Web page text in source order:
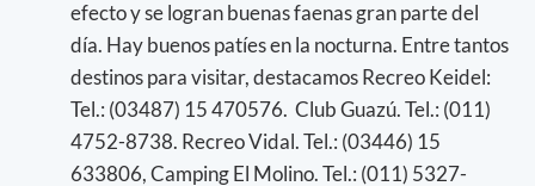
efecto y se logran buenas faenas gran parte del
día. Hay buenos patíes en la nocturna. Entre tantos
destinos para visitar, destacamos Recreo Keidel:
Tel.: (03487) 15 470576. Club Guazú. Tel.: (011)
4752-8738. Recreo Vidal. Tel.: (03446) 15
633806, Camping El Molino. Tel.: (011) 5327-